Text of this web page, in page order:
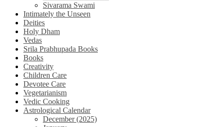
Sivarama Swami
Intimately the Unseen
Deities
Holy Dham
Vedas
Srila Prabhupada Books
Books
Creativity
Children Care
Devotee Care
Vegetarianism
Vedic Cooking
Astrological Calendar
December (2025)